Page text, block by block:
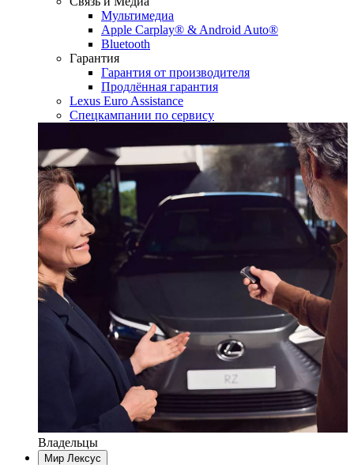
Мультимедиа
Apple Carplay® & Android Auto®
Bluetooth
Гарантия
Гарантия от производителя
Продлённая гарантия
Lexus Euro Assistance
Спецкампании по сервису
Владельцы
Мир Лексус